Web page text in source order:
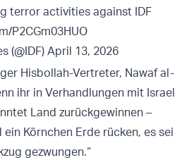
terror activities against IDF
P2CGm03HUO
(@IDF) April 13, 2026
Hisbollah-Vertreter, Nawaf al-
ihr in Verhandlungen mit Israel
Land zurückgewinnen –
Körnchen Erde rücken, es sei
gezwungen.“